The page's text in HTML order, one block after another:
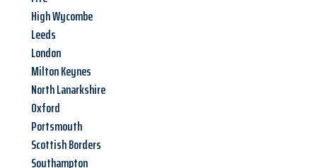
High Wycombe
Leeds
London
Milton Keynes
North Lanarkshire
Oxford
Portsmouth
Scottish Borders
Southampton